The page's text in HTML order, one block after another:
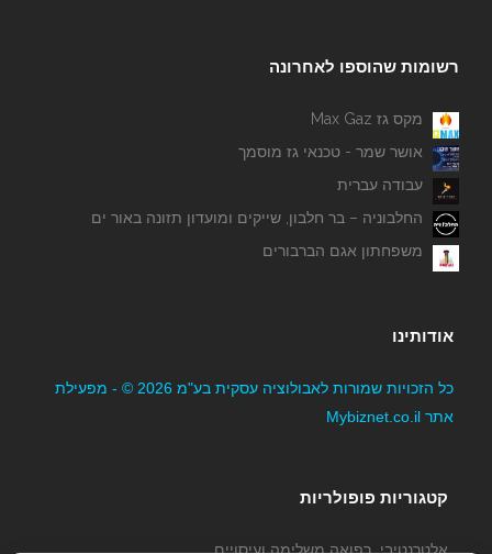
רשומות שהוספו לאחרונה
מקס גז Max Gaz
אושר שמר - טכנאי גז מוסמך
עבודה עברית
החלבוניה – בר חלבון, שייקים ומועדון תזונה באור ים
משפחתון אגם הברבורים
אודותינו
כל הזכויות שמורות לאבולוציה עסקית בע"מ 2026 © - מפעילת
אתר Mybiznet.co.il
קטגוריות פופולריות
אלטרנטיבי, רפואה משלימה ועיסויים